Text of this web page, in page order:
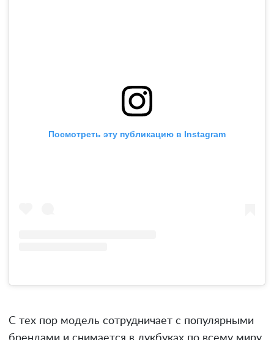
Посмотреть эту публикацию в Instagram
С тех пор модель сотрудничает с популярными